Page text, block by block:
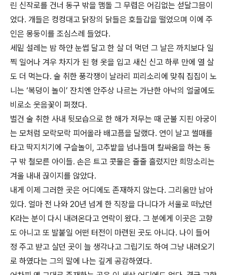
린 신작로를 건너 동구 밖을 맴돌 그 무렵은 어김없는 섣달그믐이
었다. 개들은 컹컹대고 닭장의 닭들은 호들갑을 떨었으며 이에 주
인은 몽둥이를 조심스레 들었다.
세밑 설레는 밤 하얀 눈썹 달고 한 살 더 먹던 그 날은 까치보다 일
찍 일어나 겨우 차지가 된 형 옷을 입고 새신 신고 하루 만에 열 살
도 더 먹는다. 술 취한 풍각쟁이 날라리 피리소리에 맞춰 집집이 노
니는 ‘복덩이 놀이’ 잔치엔 안주상 나르는 가난한 아낙의 얼굴에도
비로소 웃음꽃이 퍼졌다.
벌건 술 취한 사내 뒷모습으로 한 해가 저무는 때 군불 지핀 아궁이
는 모처럼 모락모락 피어올라 배고픔을 달랬다. 연이 날고 썰매를
타고 딱지치기에 구슬놀이, 고추밭을 넘나들며 칼싸움을 하는 동
구 밖 철모른 아이들. 손은 트고 콧물은 줄줄 흘렀지만 희망소리는
겨울 내내 끊이지를 않았다.
내게 이제 그러한 곳은 어디에도 존재하지 않는다. 그리움만 남아
있다. 얼마 전 나와 20년 넘게 한 직장을 다니다가 서울로 떠났던
K라는 분이 다시 내려온다고 연락이 왔다. 그 분에게 이곳은 고향
도 아니고 또 발붙일 어떤 터전이 마련된 곳도 아니다. 나이 들어
정 주고 받고 살던 곳이 늘 생각나고 그립기도 하여 그냥 내려오기
로 하였다는 그의 말에 나는 깊게 공감하였다.